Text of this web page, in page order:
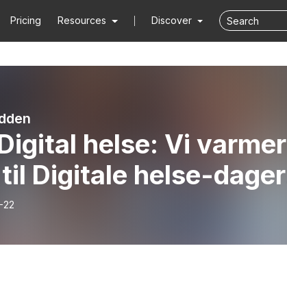
Pricing Resources Discover
helse: Vi varmer
Digitale helse-dager
22